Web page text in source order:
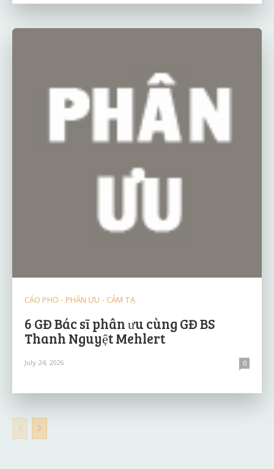
CÁO PHÓ - PHÂN ƯU - CẢM TẠ
6 GĐ Bác sĩ phân ưu cùng GĐ BS
Thanh Nguyệt Mehlert
July 24, 2026 0